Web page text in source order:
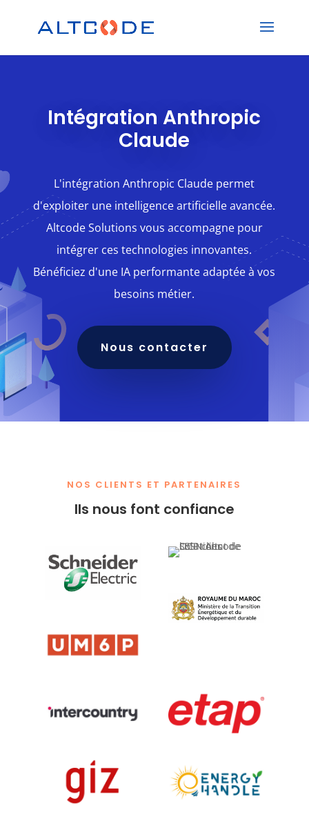
Intégration Anthropic
Claude
L'intégration Anthropic Claude permet
d'exploiter une intelligence artificielle avancée.
Altcode Solutions vous accompagne pour
intégrer ces technologies innovantes.
Bénéficiez d'une IA performante adaptée à vos
besoins métier.
Nous contacter
NOS CLIENTS ET PARTENAIRES
Ils nous font confiance